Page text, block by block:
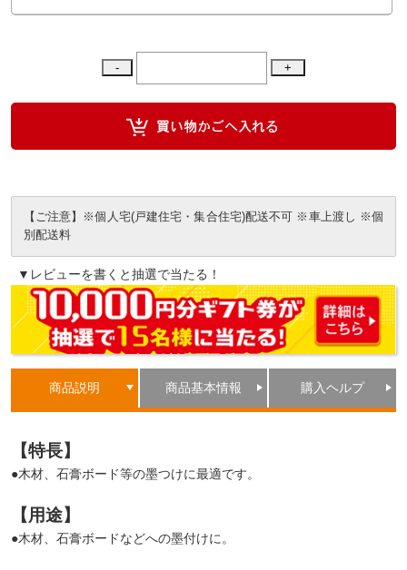
【ご注意】※個人宅(戸建住宅・集合住宅)配送不可 ※車上渡し ※個
別配送料
▼レビューを書くと抽選で当たる！
商品説明 商品基本情報 購入ヘルプ
【特長】
●木材、石膏ボード等の墨つけに最適です。
【用途】
●木材、石膏ボードなどへの墨付けに。